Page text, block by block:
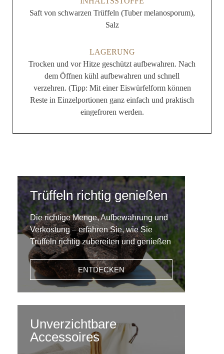
Saft von schwarzen Trüffeln (Tuber melanosporum),
Salz
LAGERUNG
Trocken und vor Hitze geschützt aufbewahren. Nach
dem Öffnen kühl aufbewahren und schnell
verzehren. (Tipp: Mit einer Eiswürfelform können
Reste in Einzelportionen ganz einfach und praktisch
eingefroren werden.
Trüffeln richtig genießen
Die richtige Menge, Aufbewahrung und
Verkostung – erfahren Sie, wie Sie
Trüffeln richtig zubereiten und genießen
ENTDECKEN
Unverzichtbare
Accessoires